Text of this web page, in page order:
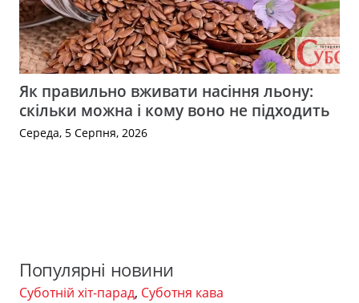
Як правильно вживати насіння льону:
скільки можна і кому воно не підходить
Середа, 5 Серпня, 2026
Популярні новини
Суботній хіт-парад, Суботня кава